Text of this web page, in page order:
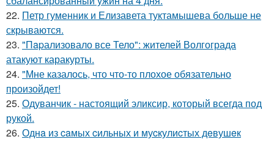
22. Петр гуменник и Елизавета туктамышева больше не
скрываются.
23. "Пapализовало все Тело": жителей Волгограда
атакуют каракурты.
24. "Мне казалось, что что-то плохое обязательно
произойдет!
25. Одуванчик - настоящий эликсир, который всегда под
рукой.
26. Однa из caмых cильных и муcкулиcтых дeвушeк